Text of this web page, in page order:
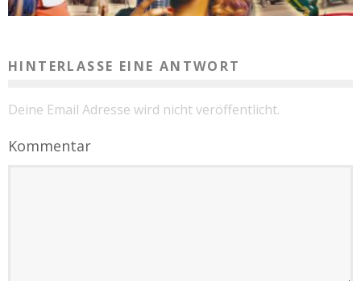
HINTERLASSE EINE ANTWORT
Deine Email Adresse wird nicht veröffentlicht.
Kommentar